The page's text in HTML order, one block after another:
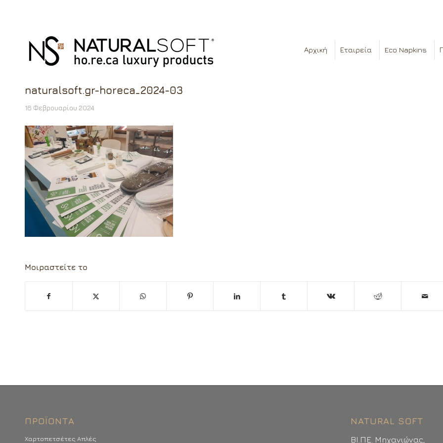
Αρχική Εταιρεία Eco Napkins
naturalsoft.gr-horeca_2024-03
16 Φεβρουαρίου 2024
Μοιραστείτε το
ΠΡΟΪΌΝΤΑ
Χαρτοπετσέτες Απλές
NATURAL SOFT
ΒΙ.ΠΕ. Μηχανιώνας,